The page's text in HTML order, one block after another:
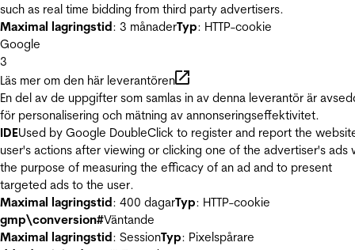
such as real time bidding from third party advertisers.
Maximal lagringstid: 3 månaderTyp: HTTP-cookie
Google
3
Läs mer om den här leverantören
En del av de uppgifter som samlas in av denna leverantör är
för personalisering och mätning av annonseringseffektivitet.
IDEUsed by Google DoubleClick to register and report the
user's actions after viewing or clicking one of the advertiser's ads
the purpose of measuring the efficacy of an ad and to present
targeted ads to the user.
Maximal lagringstid: 400 dagarTyp: HTTP-cookie
gmp\conversion#Väntande
Maximal lagringstid: SessionTyp: Pixelspårare